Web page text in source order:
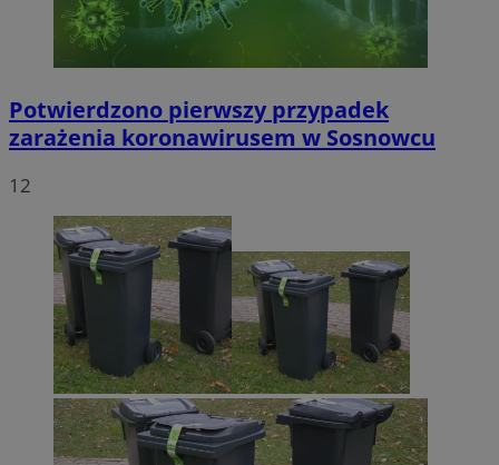
Potwierdzono pierwszy przypadek
zarażenia koronawirusem w Sosnowcu
12